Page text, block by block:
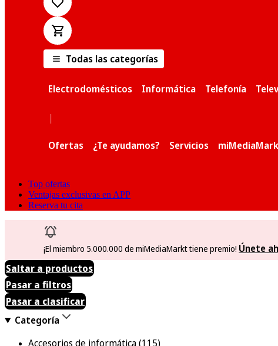
Todas las categorías
Electrodomésticos Informática Telefonía
|
Ofertas ¿Te ayudamos? Servicios
Top ofertas
Ventajas exclusivas en APP
Reserva tu cita
¡El miembro 5.000.000 de miMediaMarkt tiene premio! Únete
Saltar a productos
Pasar a filtros
Pasar a clasificar
Categoría
Accesorios de informática(115)